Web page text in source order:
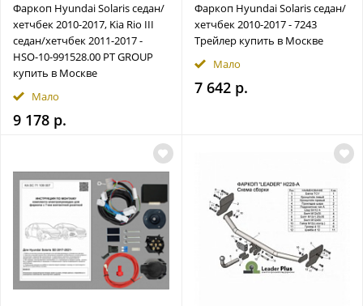
Фаркоп Hyundai Solaris седан/
хетчбек 2010-2017, Kia Rio III
седан/хетчбек 2011-2017 -
HSO-10-991528.00 PT GROUP
купить в Москве
Мало
9 178 р.
Фаркоп Hyundai Solaris седан/
хетчбек 2010-2017 - 7243
Трейлер купить в Москве
Мало
7 642 р.